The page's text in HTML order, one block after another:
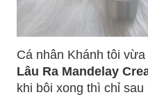
Cá nhân Khánh tôi
Lâu Ra Mandelay
khi bôi xong thì chỉ